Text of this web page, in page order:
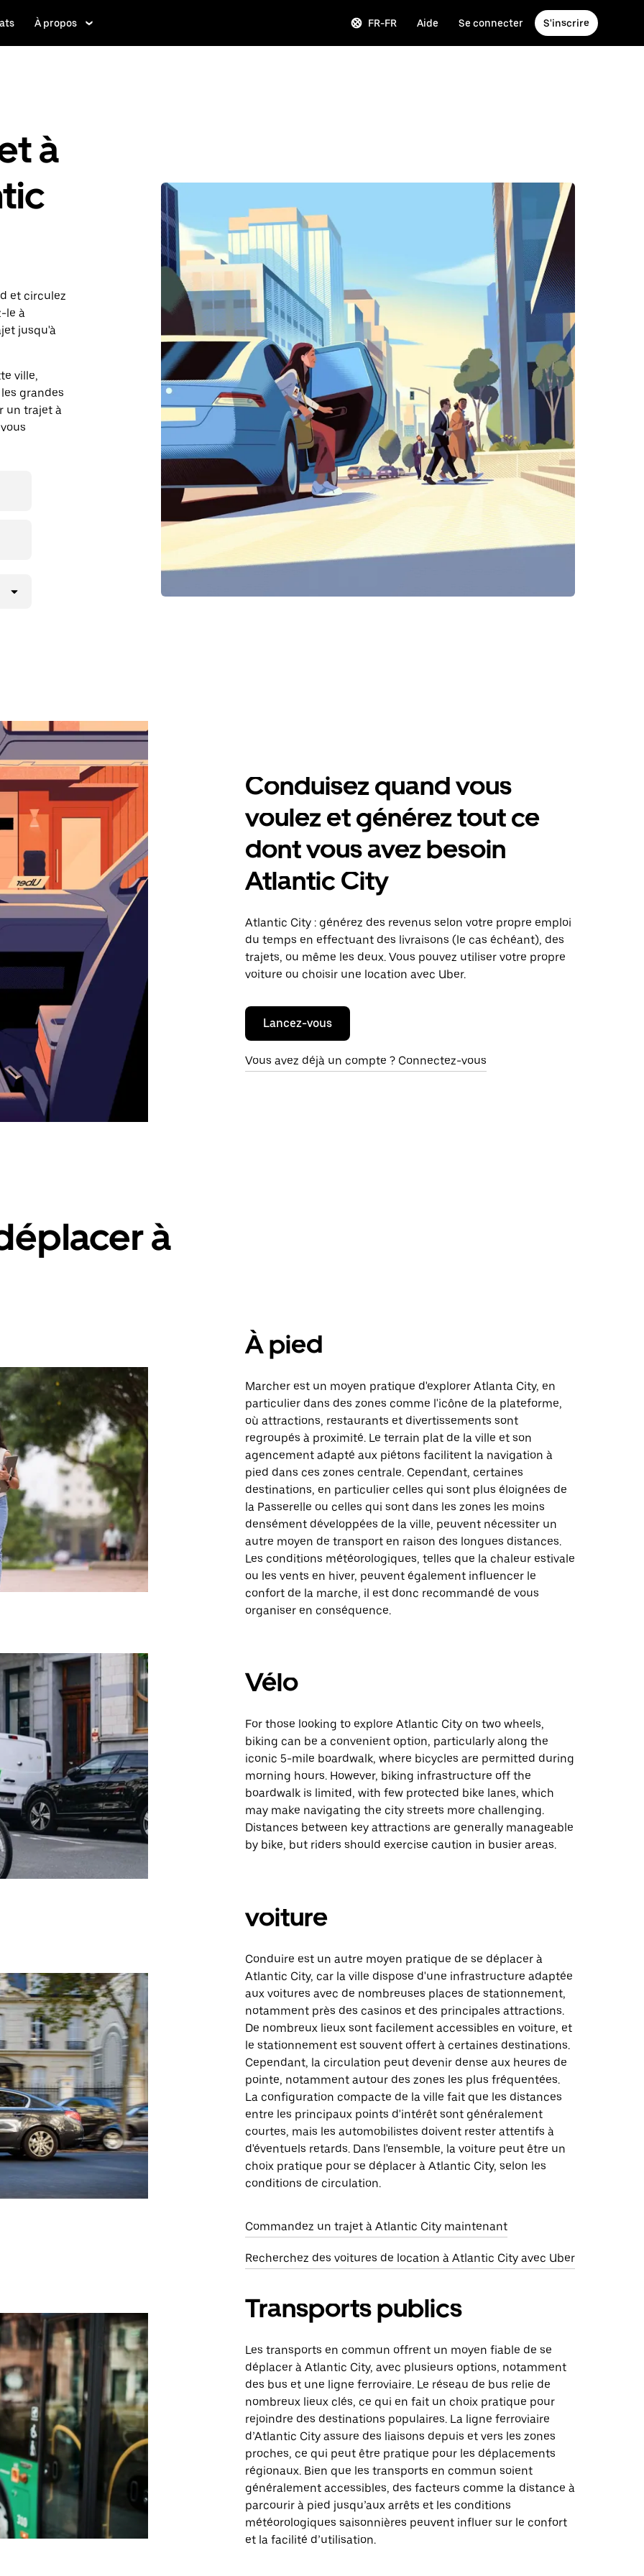
À propos FR-FR Aide Se connecter S'inscrire
à
et circulez
le à
jusqu'à
ville,
grandes
un trajet à
Conduisez quand vous
voulez et générez tout ce
dont vous avez besoin
Atlantic City
Atlantic City : générez des revenus selon votre propre emploi
du temps en effectuant des livraisons (le cas échéant), des
trajets, ou même les deux. Vous pouvez utiliser votre propre
voiture ou choisir une location avec Uber.
Lancez-vous
Vous avez déjà un compte ? Connectez-vous
à
À pied
Marcher est un moyen pratique d'explorer Atlanta City, en
particulier dans des zones comme l'icône de la plateforme,
où attractions, restaurants et divertissements sont
regroupés à proximité. Le terrain plat de la ville et son
agencement adapté aux piétons facilitent la navigation à
pied dans ces zones centrale. Cependant, certaines
destinations, en particulier celles qui sont plus éloignées de
la Passerelle ou celles qui sont dans les zones les moins
densément développées de la ville, peuvent nécessiter un
autre moyen de transport en raison des longues distances.
Les conditions météorologiques, telles que la chaleur estivale
ou les vents en hiver, peuvent également influencer le
confort de la marche, il est donc recommandé de vous
organiser en conséquence.
Vélo
For those looking to explore Atlantic City on two wheels,
biking can be a convenient option, particularly along the
iconic 5-mile boardwalk, where bicycles are permitted during
morning hours. However, biking infrastructure off the
boardwalk is limited, with few protected bike lanes, which
may make navigating the city streets more challenging.
Distances between key attractions are generally manageable
by bike, but riders should exercise caution in busier areas.
voiture
Conduire est un autre moyen pratique de se déplacer à
Atlantic City, car la ville dispose d'une infrastructure adaptée
aux voitures avec de nombreuses places de stationnement,
notamment près des casinos et des principales attractions.
De nombreux lieux sont facilement accessibles en voiture, et
le stationnement est souvent offert à certaines destinations.
Cependant, la circulation peut devenir dense aux heures de
pointe, notamment autour des zones les plus fréquentées.
La configuration compacte de la ville fait que les distances
entre les principaux points d'intérêt sont généralement
courtes, mais les automobilistes doivent rester attentifs à
d'éventuels retards. Dans l'ensemble, la voiture peut être un
choix pratique pour se déplacer à Atlantic City, selon les
conditions de circulation.
Commandez un trajet à Atlantic City maintenant
Recherchez des voitures de location à Atlantic City avec Uber
Transports publics
Les transports en commun offrent un moyen fiable de se
déplacer à Atlantic City, avec plusieurs options, notamment
des bus et une ligne ferroviaire. Le réseau de bus relie de
nombreux lieux clés, ce qui en fait un choix pratique pour
rejoindre des destinations populaires. La ligne ferroviaire
d’Atlantic City assure des liaisons depuis et vers les zones
proches, ce qui peut être pratique pour les déplacements
régionaux. Bien que les transports en commun soient
généralement accessibles, des facteurs comme la distance à
parcourir à pied jusqu’aux arrêts et les conditions
météorologiques saisonnières peuvent influer sur le confort
et la facilité d’utilisation.